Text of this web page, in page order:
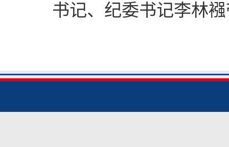
书记、纪委书记李林